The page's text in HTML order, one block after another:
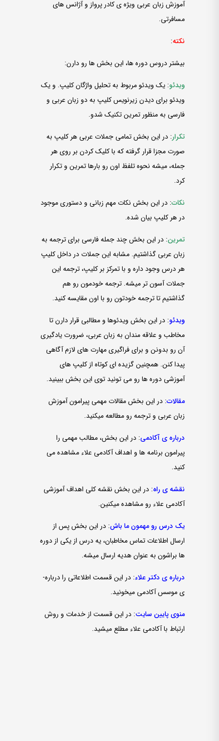
آموزش زبان عربی ویژه ی کادر پرواز و آژانس های
مسافرتی.
نکته:
بیشتر دروس دوره ­ها، این بخش ­ها رو دارن:
ویدئو: یک ویدئو مربوط به تحلیل واژگان کلیپ. و یک
ویدئو برای دیدن زیرنویس کلیپ به دو زبان عربی و
فارسی به منظور تمرین تکنیک شدو.
تکرار: در این بخش تمامی جملات عربی هر کلیپ به
صورت مجزا قرار گرفته که با کلیک کردن بر روی هر
جمله، میشه نحوه تلفظ اون رو بارها تمرین و تکرار
کرد.
نکات: در این بخش نکات مهم زبانی و دستوری موجود
در هر کلیپ بیان شده.
تمرین: در این بخش چند جمله فارسی برای ترجمه به
زبان عربی گذاشتیم. مشابه این جملات در داخل کلیپ
هر درس وجود داره و با تمرکز بر کلیپ، ترجمه این
جملات آسون ­تر میشه. ترجمه خودمون رو هم
گذاشتیم تا ترجمه خودتون رو با اون مقایسه کنید.
ویدئو: در این بخش ویدئوها و مطالبی قرار دارن تا
مخاطب و علاقه­ مندان به زبان عربی، ضرورت یادگیری
آن رو بدونن و برای فراگیری مهارت­ های لازم آگاهی
پیدا کنن. همچنین گزیده ای کوتاه از کلیپ ­های
آموزشی دوره ­ها رو می تونید توی این بخش ببینید.
مقالات: در این بخش مقالات مهمی پیرامون آموزش
زبان عربی و ترجمه رو مطالعه می­کنید.
درباره ی آکادمی: در این بخش، مطالب مهمی را
پیرامون برنامه ها و اهداف آکادمی علاء مشاهده می
کنید.
نقشه­ ی راه: در این بخش نقشه کلی اهداف آموزشی
آکادمی علاء رو مشاهده می­کنین.
یک درس رو مهمون ما باش: در این بخش پس از
ارسال اطلاعات تماس مخاطبان، یه درس از یکی از دوره
­ها براشون به­ عنوان هدیه ارسال میشه.
درباره­ ی دکتر علاء: در این قسمت اطلاعاتی را درباره­
ی موسس آکادمی می­خونید.
منوی پایین سایت: در این قسمت از خدمات و روش
ارتباط با آکادمی علاء مطلع می­شید.